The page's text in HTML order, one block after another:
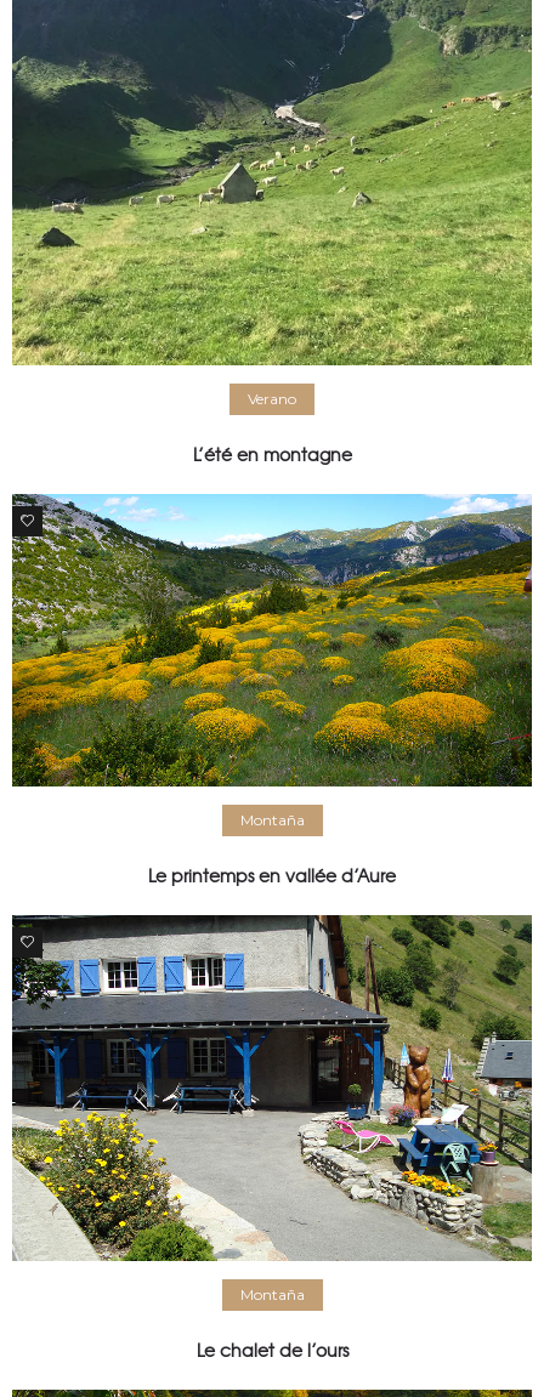
Verano
L’été en montagne
0
Montaña
Le printemps en vallée d’Aure
1
Montaña
Le chalet de l’ours